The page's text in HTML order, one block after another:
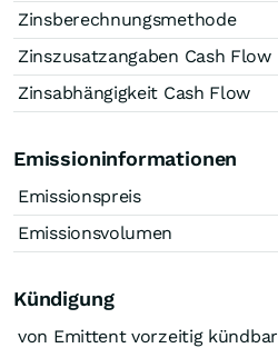
Zinsberechnungsmethode
Zinszusatzangaben Cash Flow
Zinsabhängigkeit Cash Flow
Emissioninformationen
Emissionspreis
Emissionsvolumen
Kündigung
von Emittent vorzeitig kündbar